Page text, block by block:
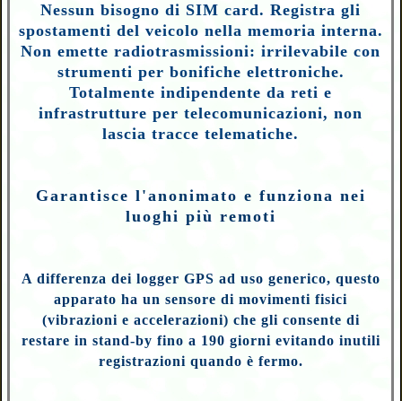
Nessun bisogno di SIM card. Registra gli
spostamenti del veicolo nella memoria interna.
Non emette radiotrasmissioni: irrilevabile con
strumenti per bonifiche elettroniche.
Totalmente indipendente da reti e
infrastrutture per telecomunicazioni, non
lascia tracce telematiche.
Garantisce l'anonimato e funziona nei
luoghi più remoti
A differenza dei logger GPS ad uso generico, questo
apparato ha un sensore di movimenti fisici
(vibrazioni e accelerazioni) che gli consente di
restare in stand-by fino a 190 giorni evitando inutili
registrazioni quando è fermo.